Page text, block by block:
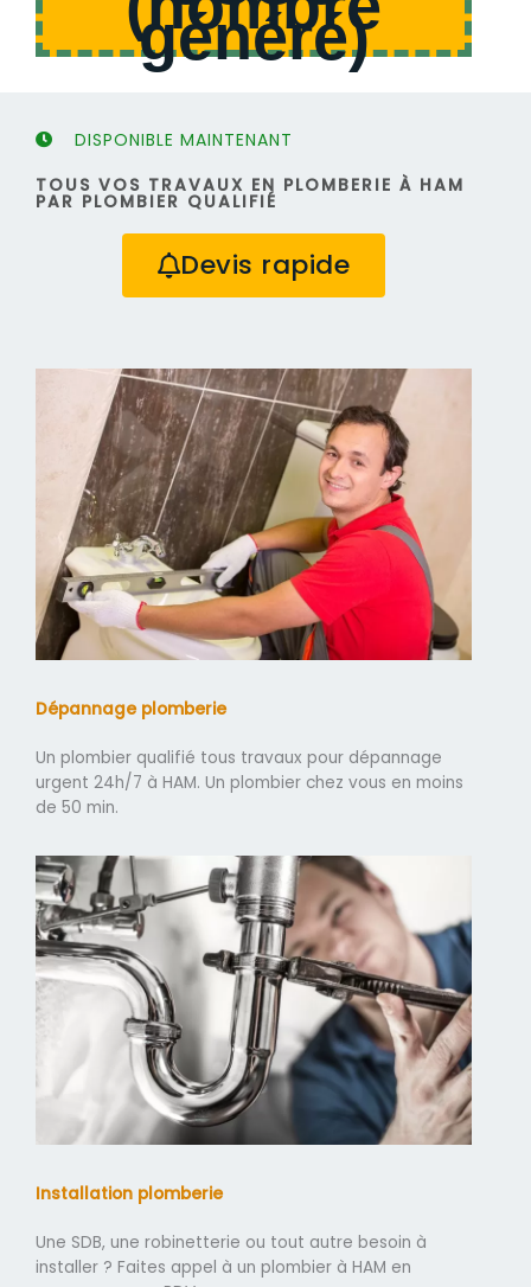
généré)
DISPONIBLE MAINTENANT
TOUS VOS TRAVAUX EN PLOMBERIE À HAM
PAR PLOMBIER QUALIFIÉ
Devis rapide
Dépannage plomberie
Un plombier qualifié tous travaux pour dépannage
urgent 24h/7 à HAM. Un plombier chez vous en moins
de 50 min.
Installation plomberie
Une SDB, une robinetterie ou tout autre besoin à
installer ? Faites appel à un plombier à HAM en